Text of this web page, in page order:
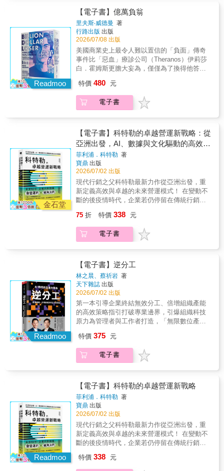
造更好的未來。全球AI與思想領袖 共同推薦
「提供了關鍵視角，說明AI如何協助解決當今
全球最迫切的挑戰，並確保每一個人都能共享
這項科技帶來的利益。一本重要的著作。」──
比爾•蓋茲（Bill Gates）｜微軟共同創辦人「AI
可能把一世紀的進步，濃縮在十年內實現。這
本書深入探討了這項顛覆的可能性，並進一步
挑戰我們思考：如何打造一個由AI驅動、同時
能放大人類潛能的未來世界。」──達里歐•阿莫
執行長「霍夫曼從OpenAI剛起步就一直是好夥
伴。身為董事、投資人和顧問，他幫助我們度
過許多挑戰，也抓住許多機會。本書描繪了極
具價值的願景：運用AI提升人類自主行動力以
及所有人的生活品質。」——葛雷格•布羅克曼
（Greg Brockman）｜OpenAI總裁與共同創辦
人「霍夫曼再次展現了他最擅長的能力：洞察
挑戰、提出解方，並致力於打造讓更多人都能
共享的公平機會。」──薩帝亞•納德拉（Satya
Nadella）｜微軟董事長暨執行長「當今AI產業
最具影響力的思想家與實踐家之一，始終以務
實的樂觀看待AI的巨大潛力。為充滿焦慮與雜
我們重新思考：在這個關鍵轉折點，人類究竟
能透過AI成就什麼。」──穆斯塔法•蘇萊曼
（Mustafa Suleyman）｜微軟AI執行長、
題的能力，協助人類成就前所未有的可能。本
書正是理解這個未來不可或缺的重要之作。」
──李飛飛（Fei-Fei Li）｜史丹佛HAI共同主任
暨電腦科學教授「提出深具洞見的未來路徑：
AI不只是自動化工具，更能強化人類自主與行
動力。如果你想看見更有希望、更具深度的AI
未來想像，本書是最佳解答。」──吳恩達
（Andrew Ng）｜AI Fund管理合夥人、
DeepLearning.AI創辦人「AI是這個世代最重要
能、也應該大幅造福全人類的重要著作之一。
我們必須謹慎面對風險，不過人類仍需要一個
值得追求的未來。」──艾力克•施密特（Eric
出的AI未來，將完全取決於人類集體想像力的
高度。」──凱文•史考特（Kevin Scott）｜微
軟技術長「精彩且發人深省的著作，為人類描
繪了AI時代的美好願景。我並不認同其中某些
論點，但我仍希望它們是對的。讀讀這本書，
然後自己判斷吧。」——尤瓦爾•哈拉瑞
（Yuval Noah Harari）｜《人類大歷史》作者
訴我們如何走向那樣的未來。霍夫曼與比托提
勢？◆從赫緒曼到鈴木一人，地緣經濟學大師
與經典如何為小國避險帶來啟發？◆AI 時代，
台灣矽盾如何轉化為防衛島嶼的進階籌碼？◆
央行「阻升不阻貶」貨幣政策，如何造成高房
價與低薪苦果？本書特色1. 從台灣在地視角，
精算美中經貿武器化下的台灣生路市面上談論
川普關稅與美中貿易戰的書籍，多半聚焦於強
權國家的策略與利益；本書則從台灣的主體性
與安全利益出發，提供清晰完整的在地視角，
灣的政經發展，可說是一部寫給小國的生存指
南。2. 回應「台灣病」爭議，關注經濟成長外
的常民代價近期《經濟學人》引發台灣是否因
灣病」的論戰，暴露台灣在耀眼經濟數據背後
的結構焦慮。本書最難能可貴之處，是正面回
覆這這項辯論母題。透過檢視台灣央行長期貨
幣政策的發展軌跡，作者指出產業過度集中，
造就台灣低利率、高房價、低薪與傳統產業邊
緣化的苦果，提醒眾人關懷在GDP數字以外，
關乎公平、資源分配與社會正義的「消失議
程」，為少見於主流經濟論述的清醒之聲。3.
台經院幕僚與公平會委員，並深耕地緣經濟領
域超過30年。在本書中，他以平易近人的語言
與淵博的學養。將生硬的地緣經濟學，轉化為
大眾皆能看懂的日常知識語彙。對於關注國際
本重要且好入門的經濟學讀物。
業轉型、社會創新制度的未來路
徑。 ─※─※─※─※─※─※─※─※─▍專文領讀
陳淑娟｜悠遊卡投控（股）公司董事長陳富煒
｜台灣影響力投資協會理事長簡又新｜台灣永
續能源研究基金會董事長▍影響力推薦王厚誠
｜勞動部勞動及職業安全衛生研究所所長王儷
玲｜台灣永續金融與企業影響力協會理事長朱
影響力投資協會共同創辦人／常務理事巫慧燕
｜中華民國退休基金協會理事長李永芬｜理律
法律文教基金會執行長周吳添｜台北金融研究
系教授胡曉嵐｜台北市政府財政局局長陳 沖
｜願景工程基金會董事長陳一強｜活水影響力
投資總經理陳美伶｜台灣地方創生基金會董事
長陳炳甫｜懷世代公益加速器執行長／台北市
議員陳雪玉｜教育部青年發展署署長陳蔓嫻｜
裕隆集團公共事務暨永續溝通處總監馮 燕｜
台灣大學社會學系名譽教授黃正忠｜KPMG安
侯永續發展顧問公司董事總經理彭桂枝｜台灣
主婦聯盟生活消費合作社理事主席楊振甫｜5%
Design Action社會設計平台創辦人詹方冠｜國
股(股)公司資深副總經理／法務長駱秉寬｜中華
獨立董事協會理事長顏敏仁｜政治大學教授兼
數位賦能與永續發展研究中心主任顏漏有｜創
新思考資本的力量
在重新定義資本、市場與公共價值之間的關
係。本書將帶領讀者理解：這場轉型是如何發
生的。本書結合法律、金融、公共治理與教育
等多元視角，系統性介紹ESG金融、影響力投
資、混合金融、社會企業、地方創生與永續人
才培育等重要議題，並結合國際趨勢、亞洲經
驗與台灣發展脈絡，帶領讀者思考：在永續時
代，資本應流向何處？企業應為何而存在？而
我們又該如何共同打造更具韌性的未來社會？
釋資本市場如何開始追求：財務回報 + 社會影
響。2. 跨領域整合整合ESG金融、社會創新、
教育與人才培養三個領域。3. 亞洲制度比較分
政策。4. 台灣政策機會提出台灣永續金融、產
業轉型、社會創新制度的未來路
徑。 ─※─※─※─※─※─※─※─※─▍專文領讀
陳淑娟｜悠遊卡投控（股）公司董事長陳富煒
｜台灣影響力投資協會理事長簡又新｜台灣永
續能源研究基金會董事長▍影響力推薦王厚誠
｜勞動部勞動及職業安全衛生研究所所長王儷
玲｜台灣永續金融與企業影響力協會理事長朱
影響力投資協會共同創辦人／常務理事巫慧燕
｜中華民國退休基金協會理事長李永芬｜理律
法律文教基金會執行長周吳添｜台北金融研究
系教授胡曉嵐｜台北市政府財政局局長陳 沖
｜願景工程基金會董事長陳一強｜活水影響力
投資總經理陳美伶｜台灣地方創生基金會董事
長陳炳甫｜懷世代公益加速器執行長／台北市
議員陳雪玉｜教育部青年發展署署長陳蔓嫻｜
裕隆集團公共事務暨永續溝通處總監馮 燕｜
台灣大學社會學系名譽教授黃正忠｜KPMG安
侯永續發展顧問公司董事總經理彭桂枝｜台灣
主婦聯盟生活消費合作社理事主席楊振甫｜5%
家發展委員會副主任委員劉中平｜富邦金融控
股(股)公司資深副總經理／法務長駱秉寬｜中華
獨立董事協會理事長顏敏仁｜政治大學教授兼
業者共創平台基金會董事長 在永續時代中，重
新思考資本的力量
Readmoo
【電子書】億萬負翁
里夫斯‧威德曼 著
行路出版 出版
2026/07/08 出版
美國商業史上最令人難以置信的「負面」傳奇
事件比「惡血」療診公司（Theranos）伊莉莎
白．霍姆斯更膽大妄為，僅僅為了換得他答應
職金！───||亞馬遜書店數千則讀者肯定，給予
平均四星半超高好評||───＊＊＊＊＊不只旁
人，連他自己都曾自視為「下一個賈伯斯」，
總理大位」……他如何強勢崛起？「國王的新
衣」又如何遭到戳破？亞當・紐曼是大學中輟
生，自以色列移民美國後，多次嘗試創業卻不
甚順遂，險些被迫離開美國。2010年，紐曼與
友人米格爾・麥凱爾維創立WeWork，承租大樓
閒置空間加以整修與裝潢後，轉租給自由工作
者——自此找到了致富密碼。2011年史蒂夫‧賈
伯斯離世後，全世界開始追捧逐步嶄露頭角、
猶如救世主的新世代創業家，亞當・紐曼便在
此時引起眾人注意。相比其他創業家，紐曼更
他不滿足於傳統房地產業者的角色，反倒仿效
那些宣稱要「改變世界」的矽谷獨角獸，承諾
WeWork要「讓美國的工作場所變酷」，除了標
球覺知」——雖然就連員工也不知道這是什麼
意思。為了爭取科技創投業者的鉅額資金，紐
曼夸夸其談稱房地產業具有網絡效應，並表示
WeWork會發展成第一個「實體社群網絡」，甚
至要員工研究如何發行公司的加密貨幣。雖然
最終他沒說服「科技」創投業者，但依然憑藉
著獨特膽識與口才，說服數家知名創投公司與
五毛，給一塊」的軟體銀行創辦人——孫正
義。孫正義投資WeWork時，已是該公司的「G
輪」融資，但他不僅未質疑，反倒主動要紐曼
張」，從併購不同產業的公司、興建大樓，乃
至創辦學校。他宣稱WeWork是個大家庭，以理
念吸引員工拿低薪為他賣命，卻不斷增加自身
持股的影響力，安插親人好友任職自家公司，
不避諱利益衝突、自購大樓出租給WeWork，生
活之奢華更不在話下。十年間募得一百一十億
美元，理論估值曾衝上四百七十億美元的
WeWork，很快便「再度」燒光了錢，由於潛在
投資人疑慮漸增，紐曼為了繼續籌措資金，
特價 480 元
電子書
金石堂
【電子書】科特勒的卓越營運新戰略：從
亞洲出發，AI、數據與文化驅動的高效未
來藍圖
菲利浦．科特勒 著
寶鼎 出版
2026/07/02 出版
現代行銷之父科特勒最新力作從亞洲出發，重
新定義高效與卓越的未來營運模式！ 在變動不
斷的後疫情時代，企業若仍停留在傳統行銷與
「現代行銷之父」菲利普・科特勒（Philip
Kotler），攜手亞洲行銷權威陳就學
（Hermawan Kartajaya）與策略專家傑克・姆
顛覆「營運只是後勤」的舊觀念，提出以營運
為核心的「全能屋模型」（Omnihouse
Model），將企業帶入以整合力與韌性為關鍵的
競爭新局。這不僅是一本管理書，更是一套面
向2025、2030乃至未來的永續競爭力行動藍
圖。本書核心：全能屋模型與QCDS革命 作者
指出，卓越營運（Operational Excellence）是
連結「創業精神」（創意與動能）與「專業主
義」（執行與執行）的關鍵樞紐。書中進一步
義：․品質 (Quality)：不再只是標準規格，而是
持續進化的「價值影響力」。從Apple到Nike，
品質即是品牌與體驗的整合。․成本 (Cost)：不
只是削減，而是打造「全員參與」的效率文
化，如Toyota將成本管理轉化為長期價值。․交
付 (Delivery)：從預測導向進化為數據驅動的即
時決策，邁向低碳、智慧化的未來物流。․服務
(Service)：從標準化走向有溫度的「大規模客
製化」，服務成為推動社會與顧客關係轉型的
關鍵。亞洲崛起：從追隨者到規則制定者 本書
最具啟發性的亮點，在於深入解析亞洲如何改
寫全球競爭邏輯：․南韓｜創意與速度的極致整
合揭開三星與韓流背後的pali-pali（快！快！）
75 折 特價 338 元
電子書
Readmoo
【電子書】逆分工
林之晨、蔡祈岩 著
天下雜誌 出版
2026/07/02 出版
第一本引導企業終結無效分工、倍增組織產能
的高效策略指引打破專業邊界，引爆組織科技
原力為管理者與工作者打造，「無限數位產
勢 × 3 項實證轉骨掌握流體智力，用逆分工開
創產能上限讓架構守住底線，用 AI 釋放無限產
能自農業革命開始，分工做了一萬年，現在演
鎖重構，站在奇點的倒數時刻，你必須誠實自
問： 當跳過某個主管後，速度反而變快，管理
者該如何誠實面對「流程幻覺」？ 明知要導入
AI，但 IT 部門正被舊系統綁架，像座沒有地圖
的迷宮該怎麼辦？ 初階的工作逐漸消失，主管
的職掌也在改變，工作者如何打破技能鎖定？
當「有用」逐漸成為像空氣般免費的服務，該
如何重新定義自己的專業價值？ ↑解構中介管
理 ↑放大個體產能 ↑重塑交易規則↑掌握時代紅
特價 375 元
電子書
Readmoo
【電子書】科特勒的卓越營運新戰略
菲利浦．科特勒 著
寶鼎 出版
2026/07/02 出版
現代行銷之父科特勒最新力作從亞洲出發，重
新定義高效與卓越的未來營運模式！ 在變動不
斷的後疫情時代，企業若仍停留在傳統行銷與
「現代行銷之父」菲利普・科特勒（Philip
特價 338 元